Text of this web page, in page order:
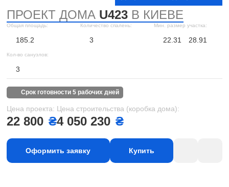
ПРОЕКТ ДОМА U423 В КИЕВЕ
Общая площадь:
185.2
Количество спалень:
3
Мин. размер участка:
22.31 28.91
Кол-во санузлов:
3
срок готовности 5 рабочих дней
Цена проекта:
22 800 ₴
Цена строительства (коробка дома):
4 050 230 ₴
Оформить заявку Купить